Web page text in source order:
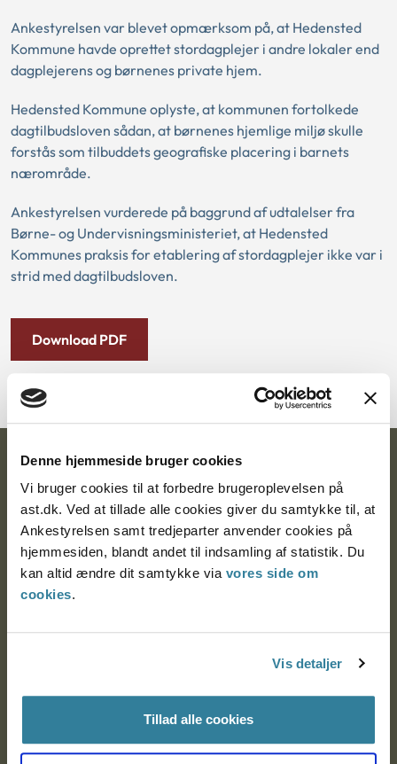
Denne hjemmeside bruger cookies
Vi bruger cookies til at forbedre brugeroplevelsen på
ast.dk. Ved at tillade alle cookies giver du samtykke til, at
Ankestyrelsen samt tredjeparter anvender cookies på
hjemmesiden, blandt andet til indsamling af statistik. Du
kan altid ændre dit samtykke via vores side om
cookies.
Vis detaljer
Tillad alle cookies
Ankestyrelsen var blevet opmærksom på, at Hedensted
Kommune havde oprettet stordagplejer i andre lokaler end
dagplejerens og børnenes private hjem.
Hedensted Kommune oplyste, at kommunen fortolkede
dagtilbudsloven sådan, at børnenes hjemlige miljø skulle
forstås som tilbuddets geografiske placering i barnets
nærområde.
Ankestyrelsen vurderede på baggrund af udtalelser fra
Børne- og Undervisningsministeriet, at Hedensted
Kommunes praksis for etablering af stordagplejer ikke var i
strid med dagtilbudsloven.
Download PDF
Ankestyrelsen
Postadresse:
Nytorv 7, 2. sal
9000 Aalborg
Ankestyrelsen Aalborg
EAN: 57 98 000 35 48 21